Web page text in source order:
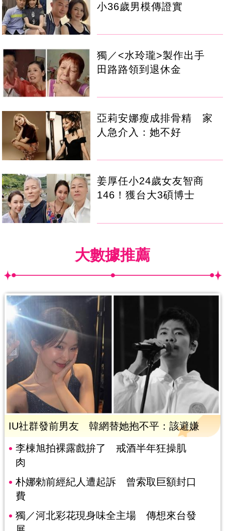
小36歲男模傳證實
獨／<水玲瓏>製作出手
田路路領到退休金
亞莉安娜瘦成排骨精 家
人急介入：她不好
姜厚任小24歲女友智商
146！獲台大3碩博士
大數據推薦
IU社群發前男友 韓網替她抱不平：該避嫌
李棟旭拍裸露戲拚了 戒酒半年狂操肌
肉
朴娜勑前經紀人遭起訴 曾索取巨額封口
費
獨／河北彩花現身味全主場 傳想來台發